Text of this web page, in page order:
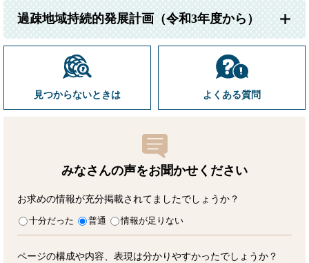
過疎地域持続的発展計画（令和3年度から）
見つからないときは よくある質問
みなさんの声をお聞かせ ください
お求めの情報が充分掲載されてましたでしょうか？
十分だった 普通 情報が足りない
ページの構成や内容、表現は分かりやすかったでしょうか？